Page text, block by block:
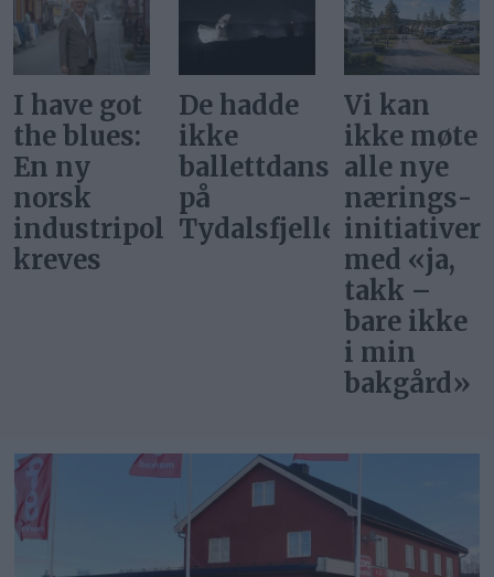
De hadde
ikke
ballettdansere
på
Tydalsfjellet
Vi kan
ikke møte
alle nye
nærings­
initiativer
Svar på
«Gi alle
barn en
rettferdig
start»